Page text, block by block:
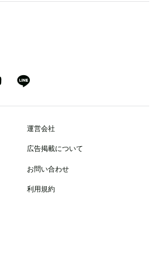
運営会社
広告掲載について
お問い合わせ
利用規約